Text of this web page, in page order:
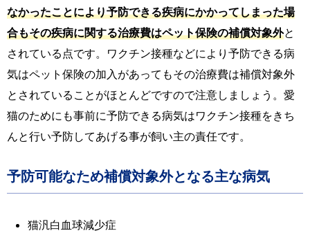
なかったことにより予防できる疾病にかかってしまった場
合もその疾病に関する治療費はペット保険の補償対象外と
されている点です。ワクチン接種などにより予防できる病
気はペット保険の加入があってもその治療費は補償対象外
とされていることがほとんどですので注意しましょう。愛
猫のためにも事前に予防できる病気はワクチン接種をきち
んと行い予防してあげる事が飼い主の責任です。
予防可能なため補償対象外となる主な病気
猫汎白血球減少症